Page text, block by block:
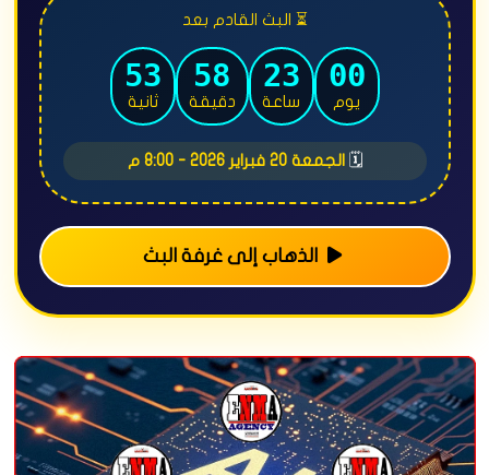
⏳ البث القادم بعد
00
يوم
23
ساعة
58
دقيقة
45
ثانية
🗓️ الجمعة 20 فبراير 2026 - 8:00 م
الذهاب إلى غرفة البث